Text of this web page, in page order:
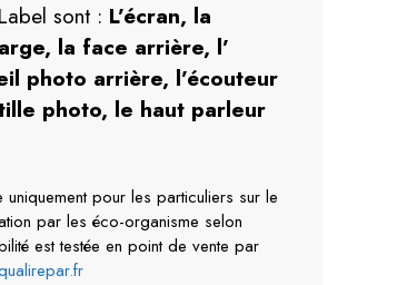
sont : L’écran, la
la face arrière, l’
photo arrière, l’écouteur
photo, le haut parleur
pour les particuliers sur le
par les éco-organisme selon
est testée en point de vente par